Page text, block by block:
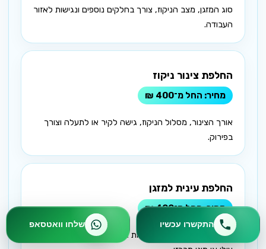
סוג המזגן, מצב הניקוז, צורך בחלקים נוספים ונגישות לאזור
העבודה.
החלפת צינור ניקוז
החל מ־400 ₪
אורך הצינור, מסלול הניקוז, גישה לקיר או לתעלה וצורך
בפירוק.
החלפת עינית למזגן
החל מ־400 ₪
סוג המזגן, דגם העינית, זמינות החלק והאם מדובר במזגן
התקשרו עכשיו שלחו וואטסאפ